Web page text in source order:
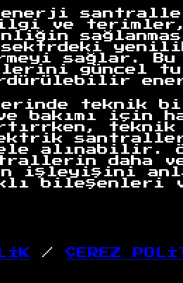
enerji
ve
sağlar. Bu
güncel
teknik
bakımı için
ele alınabilir.
daha
işleyişini
bileşenleri
/ ÇEREZ